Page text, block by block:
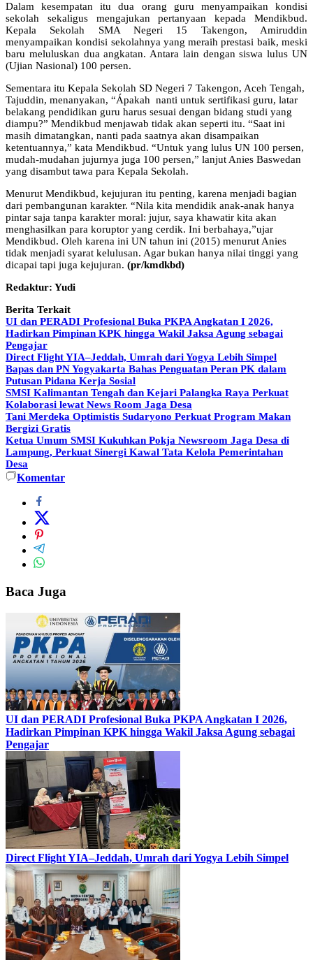
Dalam kesempatan itu dua orang guru menyampaikan kondisi
sekolah sekaligus mengajukan pertanyaan kepada Mendikbud.
Kepala Sekolah SMA Negeri 15 Takengon, Amiruddin
menyampaikan kondisi sekolahnya yang meraih prestasi baik, meski
baru meluluskan dua angkatan. Antara lain dengan siswa lulus UN
(Ujian Nasional) 100 persen.
Sementara itu Kepala Sekolah SD Negeri 7 Takengon, Aceh Tengah,
Tajuddin, menanyakan, “Ápakah nanti untuk sertifikasi guru, latar
belakang pendidikan guru harus sesuai dengan bidang studi yang
diampu?” Mendikbud menjawab tidak akan seperti itu. “Saat ini
masih dimatangkan, nanti pada saatnya akan disampaikan
ketentuannya,” kata Mendikbud. “Untuk yang lulus UN 100 persen,
mudah-mudahan jujurnya juga 100 persen,” lanjut Anies Baswedan
yang disambut tawa para Kepala Sekolah.
Menurut Mendikbud, kejujuran itu penting, karena menjadi bagian
dari pembangunan karakter. “Nila kita mendidik anak-anak hanya
pintar saja tanpa karakter moral: jujur, saya khawatir kita akan
menghasilkan para koruptor yang cerdik. Ini berbahaya,”ujar
Mendikbud. Oleh karena ini UN tahun ini (2015) menurut Anies
tidak menjadi syarat kelulusan. Agar bukan hanya nilai tinggi yang
dicapai tapi juga kejujuran. (pr/kmdkbd)
Redaktur: Yudi
Berita Terkait
UI dan PERADI Profesional Buka PKPA Angkatan I 2026,
Hadirkan Pimpinan KPK hingga Wakil Jaksa Agung sebagai
Pengajar
Direct Flight YIA–Jeddah, Umrah dari Yogya Lebih Simpel
Bapas dan PN Yogyakarta Bahas Penguatan Peran PK dalam
Putusan Pidana Kerja Sosial
SMSI Kalimantan Tengah dan Kejari Palangka Raya Perkuat
Kolaborasi lewat News Room Jaga Desa
Tani Merdeka Optimistis Sudaryono Perkuat Program Makan
Bergizi Gratis
Ketua Umum SMSI Kukuhkan Pokja Newsroom Jaga Desa di
Lampung, Perkuat Sinergi Kawal Tata Kelola Pemerintahan
Desa
Komentar
Baca Juga
UI dan PERADI Profesional Buka PKPA Angkatan I 2026,
Hadirkan Pimpinan KPK hingga Wakil Jaksa Agung sebagai
Pengajar
Direct Flight YIA–Jeddah, Umrah dari Yogya Lebih Simpel